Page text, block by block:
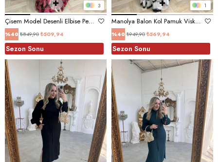
3
Çisem Model Desenli Elbise Pembe Siyah Desenli
%40 ₺509,94
₺849,90
Sezon Sonu
1
Manolya Balon Kol Pamuk Viskon Elbise
%40 ₺569,94
₺949,90
Sezon Sonu